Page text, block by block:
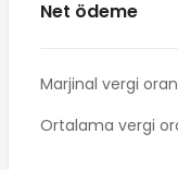
Net ödeme
Marjinal vergi
Ortalama vergi